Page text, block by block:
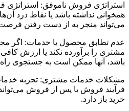
استراتژی فروش ناموفق:
همخوانی نداشته باشد یا نقاط درد
می‌تواند منجر به از دست رفتن
عدم تطابق محصول یا خدمات: اگر
مشتری را برآورده نکند یا ارزش
باشد، آنها ممکن است به جستجوی راه
مشکلات خدمات مشتری: تجربه
فرآیند فروش یا پس از فروش می‌تواند
خرید باز دارد.